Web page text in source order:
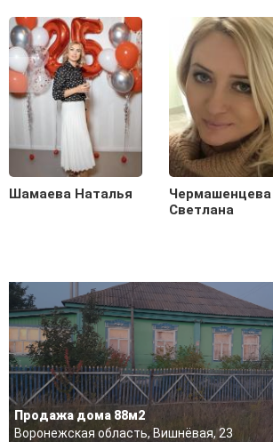
Шамаева Наталья
Чермашенцева
Светлана
Продажа дома 88м2
Воронежская область, Вишнёвая, 23